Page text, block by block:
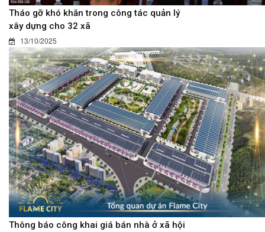
Tháo gỡ khó khăn trong công tác quản lý
xây dựng cho 32 xã
13/10/2025
Thông báo công khai giá bán nhà ở xã hội